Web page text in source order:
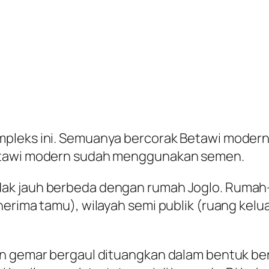
ini. Semuanya bercorak Betawi
modern sudah menggunakan semen.
jauh berbeda dengan rumah Joglo.
tamu), wilayah semi publik (ruang
gemar bergaul dituangkan dalam bentuk